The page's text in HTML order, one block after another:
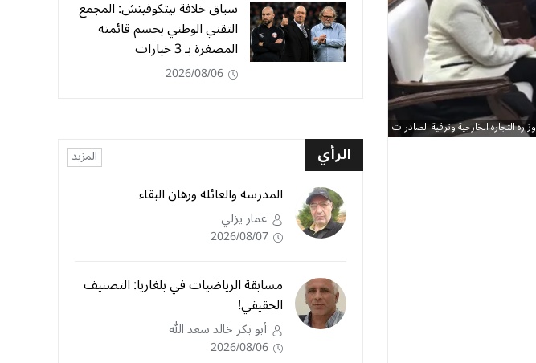
وزارة التجارة الخارجية وترقية الصادرات
سباق خلافة بيتكوفيتش: المجمع
التقني الوطني يحسم قائمته
المصغرة بـ 3 خيارات
2026/08/06
الرأي المزيد
المدرسة والعائلة ورهان البقاء
عمار يزلي
2026/08/07
مسابقة الرياضيات في بلغاريا: التصنيف
الحقيقي!
أبو بكر خالد سعد الله
2026/08/06